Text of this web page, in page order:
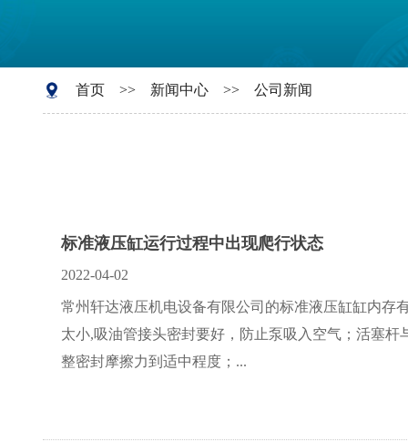
首页>> 新闻中心>> 公司新闻
标准液压缸运行过程中出现爬行状态
2022-04-02
常州轩达液压机电设备有限公司的标准液压缸缸内存
太小,吸油管接头密封要好，防止泵吸入空气；活塞
整密封摩擦力到适中程度；...